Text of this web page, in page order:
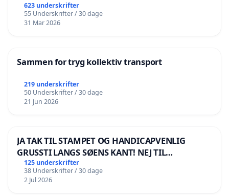
623 underskrifter
55 Underskrifter / 30 dage
31 Mar 2026
Sammen for tryg kollektiv transport
219 underskrifter
50 Underskrifter / 30 dage
21 Jun 2026
JA TAK TIL STAMPET OG HANDICAPVENLIG
GRUSSTI LANGS SØENS KANT! NEJ TIL
BOARDWALK VÆK FRA SØEN
125 underskrifter
38 Underskrifter / 30 dage
2 Jul 2026